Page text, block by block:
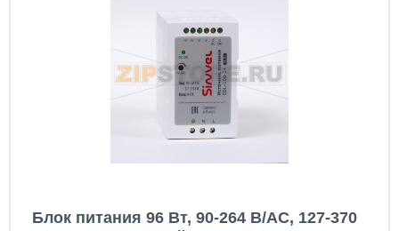
Блок питания 96 Вт, 90-264 В/AC, 127-370